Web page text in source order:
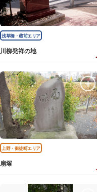
浅草橋・蔵前エリア
川柳発祥の地
上野・御徒町エリア
扇塚